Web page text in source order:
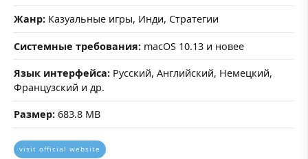
Жанр: Казуальные игры, Инди, Стратегии
Системные требования: macOS 10.13 и новее
Язык интерфейса: Русский, Английский, Немецкий,
Французский и др.
Размер: 683.8 MB
visit official website